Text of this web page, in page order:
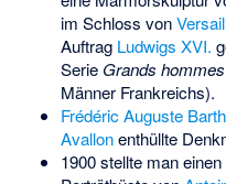
im Schloss von
Auftrag Ludwigs XVI.
Serie Grands
Männer Frankreichs).
Frédéric Auguste
Avallonenthüllte
1900 stellte man